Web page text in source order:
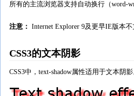
所有的主流浏览器支持自动换行（word-
注意： Internet Explorer 9及更早IE版本不
CSS3的文本阴影
CSS3中，text-shadow属性适用于文本阴影